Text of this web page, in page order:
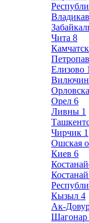
Чита 8
Елизово 1
Орел 6
Ливны 1
Чирчик 1
Ошская
Киев 6
Костанай
Кызыл 4
Ак-
Шагонар